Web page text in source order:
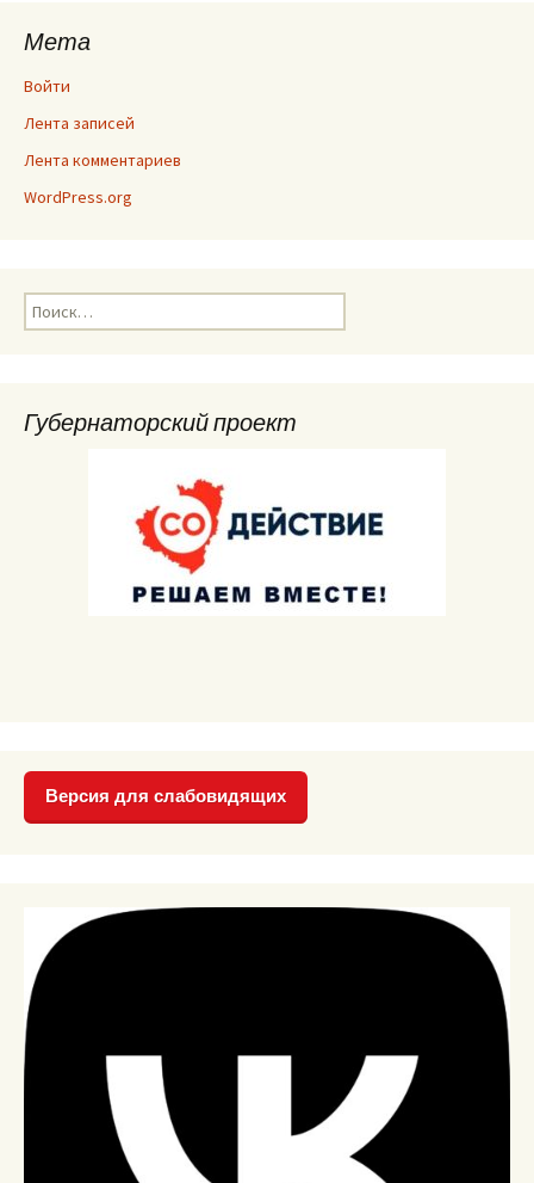
Мета
Войти
Лента записей
Лента комментариев
WordPress.org
Найти:
Губернаторский проект
Версия для слабовидящих